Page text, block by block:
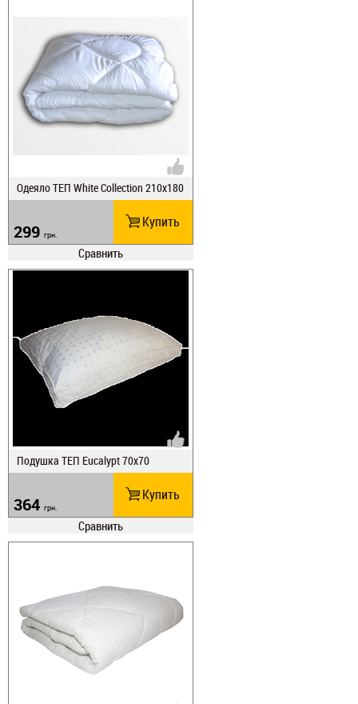
Одеяло ТЕП White Collection 210х180
299 грн.
Купить
Сравнить
Подушка ТЕП Eucalypt 70х70
364 грн.
Купить
Сравнить